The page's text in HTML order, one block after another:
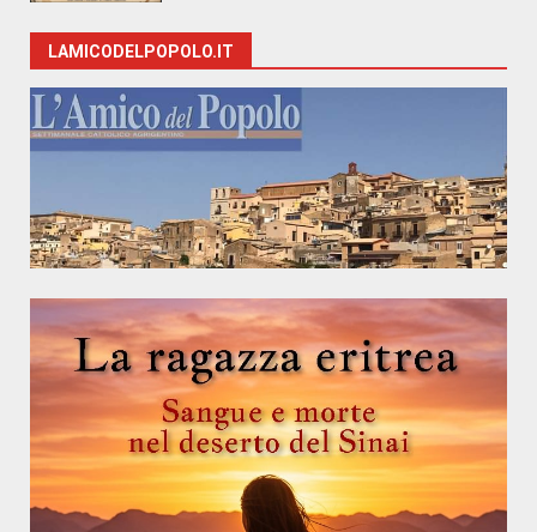
LAMICODELPOPOLO.IT